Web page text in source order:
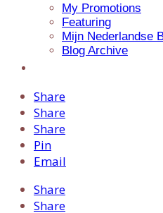
My Promotions
Featuring
Mijn Nederlandse
Blog Archive
Share
Share
Share
Pin
Email
Share
Share